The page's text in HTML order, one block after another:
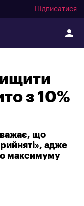
Підписатися
з 10%
що
адже
максимуму